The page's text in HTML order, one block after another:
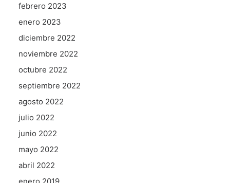
febrero 2023
enero 2023
diciembre 2022
noviembre 2022
octubre 2022
septiembre 2022
agosto 2022
julio 2022
junio 2022
mayo 2022
abril 2022
enero 2019